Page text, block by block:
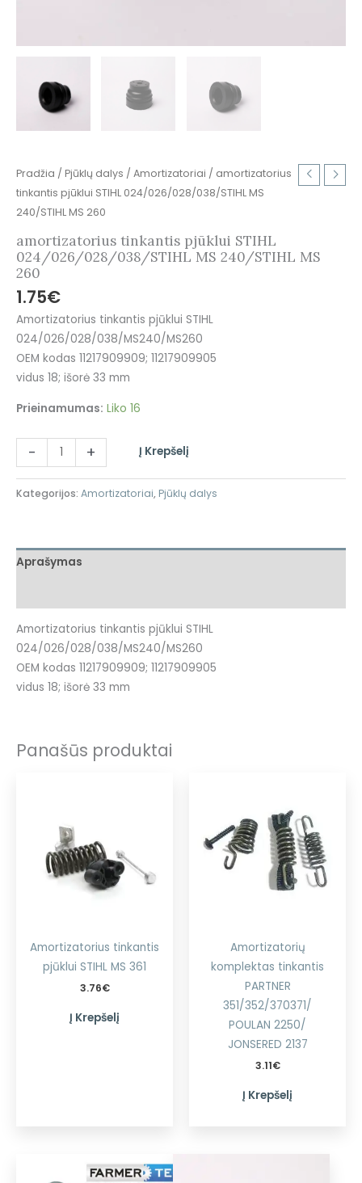
Pradžia / Pjūklų dalys / Amortizatoriai / amortizatorius
tinkantis pjūklui STIHL 024/026/028/038/STIHL MS
240/STIHL MS 260
amortizatorius tinkantis pjūklui STIHL
024/026/028/038/STIHL MS 240/STIHL MS
260
1.75€
Amortizatorius tinkantis pjūklui STIHL
024/026/028/038/MS240/MS260
OEM kodas 11217909909; 11217909905
vidus 18; išorė 33 mm
Prieinamumas: Liko 16
- + Į Krepšelį
Kategorijos: Amortizatoriai, Pjūklų dalys
Aprašymas
Amortizatorius tinkantis pjūklui STIHL
024/026/028/038/MS240/MS260
OEM kodas 11217909909; 11217909905
vidus 18; išorė 33 mm
Panašūs produktai
Amortizatorius tinkantis
pjūklui STIHL MS 361
3.76€
Į Krepšelį
Amortizatorių
komplektas tinkantis
PARTNER
351/352/370371/
POULAN 2250/
JONSERED 2137
3.11€
Į Krepšelį